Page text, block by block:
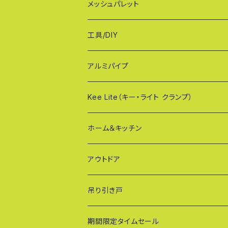
MXG（最高級 パネル兼用タイプ）
CXG（パネル取付不可タイプ）
XXG（パネル専用タイプ）
OXG（二輪・二輪・一輪/傾斜地対応アルミ
シンプルモデル KB90-PT
WXGシリーズ（ご家庭用）
TXGシリーズ（ご家庭用/和風）
幅90cmタイプ
幅120cmタイプ
メッシュパレット
工具/DIY
荷揚げバケツ
樹脂製止水パネル
ザ・クランプ
蝶ボルト
建築補材
アルミパイプ
Kee Lite（キー・ライト クランプ）
ホーム＆キッチン
アウトドア
吊り引き戸
期間限定タイムセール